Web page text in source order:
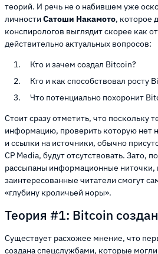
теорий. И речь не о набившем уже
личности Сатоши Накамото, которое
конспирологов выглядит скорее как
действительно актуальных вопросов:
Кто и зачем создал Bitcoin?
Кто и как способствовал росту
Что потенциально похоронит
Стоит сразу отметить, что поскольку
информацию, проверить которую нет
и ссылки на источники, обычно
CP Media, будут отсутствовать. Зато,
рассыпаны информационные ниточки,
заинтересованные читатели смогут
«глубину кроличьей норы».
Теория #1: Bitcoin
Существует расхожее мнение, что
создана спецслужбами, которые